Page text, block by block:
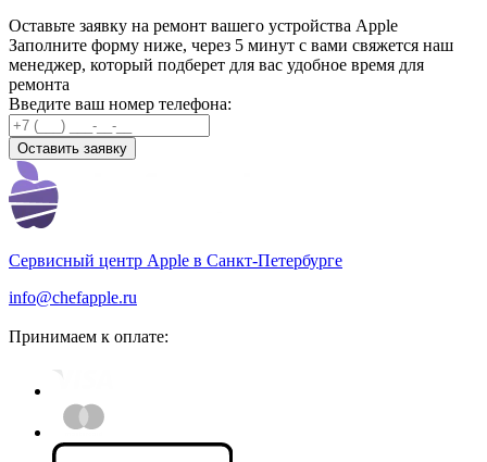
Оставьте заявку на ремонт вашего устройства Apple
Заполните форму ниже, через 5 минут с вами свяжется наш
менеджер, который подберет для вас удобное время для
ремонта
Введите ваш номер телефона:
Оставить заявку
Сервисный центр Apple в Санкт-Петербурге
info@chefapple.ru
Принимаем к оплате: